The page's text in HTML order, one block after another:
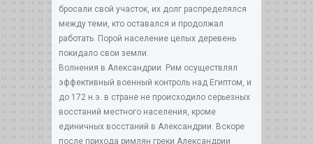
бросали свой участок, их долг распределялся
между теми, кто оставался и продолжал
работать. Порой население целых деревень
покидало свои земли.
Волнения в Александрии. Рим осуществлял
эффективный военный контроль над Египтом, и
до 172 н.э. в стране не происходило серьезных
восстаний местного населения, кроме
единичных восстаний в Александрии. Вскоре
после прихода римлян греки Александрии